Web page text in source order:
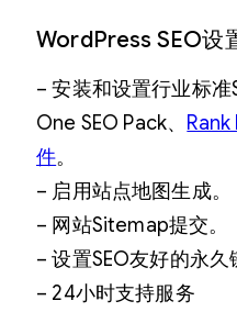
WordPress SEO设
– 安装和设置行业标
One SEO Pack、
件。
– 启用站点地图生成。
– 网站Sitemap提交。
– 设置SEO友好的永久
– 24小时支持服务